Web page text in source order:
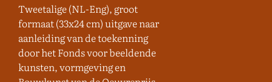
Tweetalige (NL-Eng), groot
formaat (33x24 cm) uitgave naar
aanleiding van de toekenning
door het Fonds voor beeldende
kunsten, vormgeving en